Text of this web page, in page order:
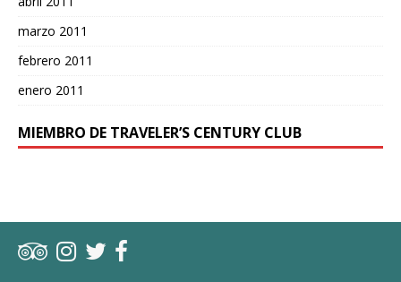
marzo 2011
febrero 2011
enero 2011
MIEMBRO DE TRAVELER’S CENTURY CLUB